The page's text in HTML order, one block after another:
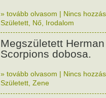
» tovább olvasom | Nincs
Született Nő Irodalom
Megszületett
Scorpions dobosa.
» tovább olvasom | Nincs
Született Zene